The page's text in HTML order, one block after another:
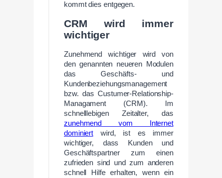
kommt dies entgegen.
CRM wird immer
wichtiger
Zunehmend wichtiger wird von
den genannten neueren Modulen
das Geschäfts- und
Kundenbeziehungsmanagement
bzw. das Custumer-Relationship-
Managament (CRM). Im
schnelllebigen Zeitalter, das
zunehmend vom Internet
dominiert wird, ist es immer
wichtiger, dass Kunden und
Geschäftspartner zum einen
zufrieden sind und zum anderen
schnell Hilfe erhalten, wenn ein